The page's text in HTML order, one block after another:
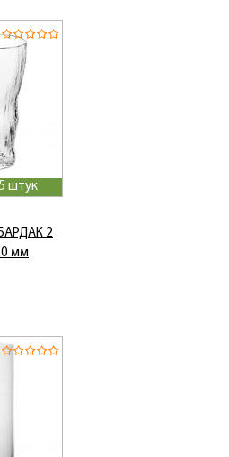
штук
2
мм